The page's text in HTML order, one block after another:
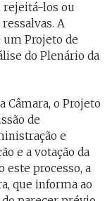
rejeitá-los ou
A
um Projeto de
do Plenário da
Câmara, o Projeto
de
e
e a votação da
este processo, a
que informa ao